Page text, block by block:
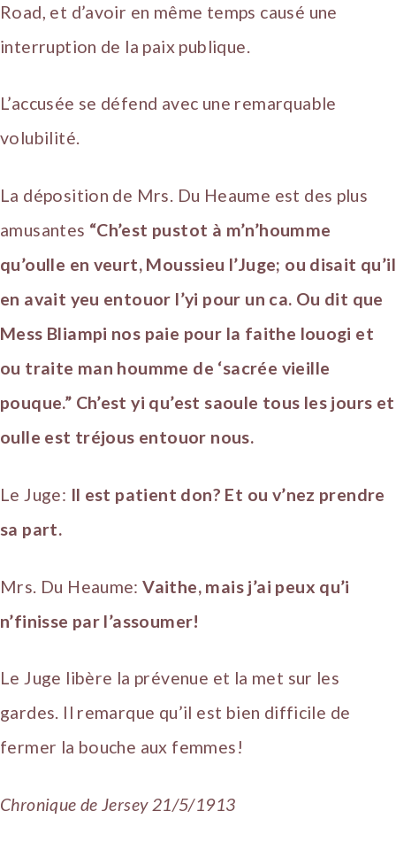
Road, et d’avoir en même temps causé une
interruption de la paix publique.
L’accusée se défend avec une remarquable
volubilité.
La déposition de Mrs. Du Heaume est des plus
amusantes “Ch’est pustot à m’n’houmme
qu’oulle en veurt, Moussieu l’Juge; ou disait qu’il
en avait yeu entouor l’yi pour un ca. Ou dit que
Mess Bliampi nos paie pour la faithe louogi et
ou traite man houmme de ‘sacrée vieille
pouque.” Ch’est yi qu’est saoule tous les jours et
oulle est tréjous entouor nous.
Le Juge: Il est patient don? Et ou v’nez prendre
sa part.
Mrs. Du Heaume:Vaithe, mais j’ai peux qu’i
n’finisse par l’assoumer!
Le Juge libère la prévenue et la met sur les
gardes. Il remarque qu’il est bien difficile de
fermer la bouche aux femmes!
Chronique de Jersey 21/5/1913